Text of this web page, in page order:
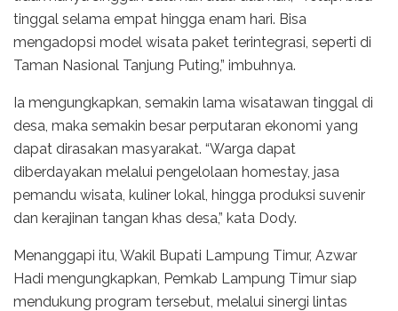
tinggal selama empat hingga enam hari. Bisa
mengadopsi model wisata paket terintegrasi, seperti di
Taman Nasional Tanjung Puting,” imbuhnya.
Ia mengungkapkan, semakin lama wisatawan tinggal di
desa, maka semakin besar perputaran ekonomi yang
dapat dirasakan masyarakat. “Warga dapat
diberdayakan melalui pengelolaan homestay, jasa
pemandu wisata, kuliner lokal, hingga produksi suvenir
dan kerajinan tangan khas desa,” kata Dody.
Menanggapi itu, Wakil Bupati Lampung Timur, Azwar
Hadi mengungkapkan, Pemkab Lampung Timur siap
mendukung program tersebut, melalui sinergi lintas